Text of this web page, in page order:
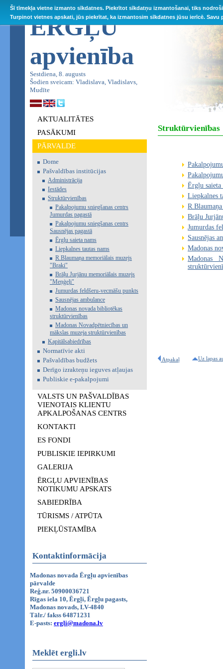
Šī tīmekļa vietne izmanto sīkdatnes. Piekrītot sīkdatņu izmantošanai, tiks
Turpinot vietnes apskati, jūs piekrītat, ka izmantosim sīkdatnes jūsu ierīcē.
ĒRGĻU
apvienība
Sestdiena, 8. augusts
Šodien sveicam: Vladislava, Vladislavs,
Mudīte
AKTUALITĀTES
PASĀKUMI
PĀRVALDE
Dome
Pašvaldības institūcijas
Administrācija
Iestādes
Struktūrvienības
Pakalpojumu sniegšanas centrs
Jumurdas pagastā
Pakalpojumu sniegšanas centrs
Sausnējas pagastā
Ērgļu saieta nams
Liepkalnes tautas nams
R.Blaumaņa memoriālais muzejs
"Braki"
Brāļu Jurjānu memoriālais muzejs
"Meņģeļi"
Jumurdas feldšeru-vecmāšu punkts
Sausnējas ambulance
Madonas novada bibliotēkas
struktūrvienības
Madonas Novadpētniecības un
mākslas muzeja struktūrvienības
Kapitālsabiedrības
Normatīvie akti
Pašvaldības budžets
Derīgo izrakteņu ieguves atļaujas
Publiskie e-pakalpojumi
VALSTS UN PAŠVALDĪBAS
VIENOTAIS KLIENTU
APKALPOŠANAS CENTRS
KONTAKTI
ES FONDI
PUBLISKIE IEPIRKUMI
GALERIJA
ĒRGĻU APVIENĪBAS
NOTIKUMU APSKATS
SABIEDRĪBA
TŪRISMS / ATPŪTA
PIEKĻŪSTAMĪBA
Kontaktinformācija
Madonas novada Ērgļu apvienības
pārvalde
Reģ.nr. 50900036721
Rīgas iela 10, Ērgļi, Ērgļu pagasts,
Madonas novads, LV-4840
Tālr./ fakss 64871231
E-pasts: ergli@madona.lv
Meklēt ergli.lv
Struktūrvienības
Ērgļu saieta
Liepkalnes
Brāļu
Jumurdas
Sausnējas
Madonas
Madonas
Atpakaļ Uz lapas